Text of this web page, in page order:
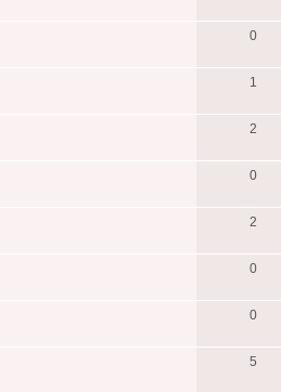
0
1
2
0
2
0
0
5